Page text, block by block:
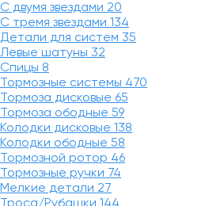
С двумя звездами 20
С тремя звездами 134
Детали для систем 35
Левые шатуны 32
Спицы 8
Тормозные системы 470
Тормоза дисковые 65
Тормоза ободные 59
Колодки дисковые 138
Колодки ободные 58
Тормозной ротор 46
Тормозные ручки 74
Мелкие детали 27